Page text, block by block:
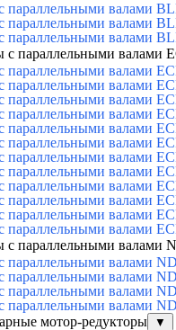
параллельными валами
параллельными валами
параллельными валами
с параллельными валами
параллельными валами
параллельными валами
параллельными валами
параллельными валами
параллельными валами
параллельными валами
параллельными валами
параллельными валами
параллельными валами
параллельными валами
параллельными валами
параллельными валами
с параллельными валами
параллельными валами
параллельными валами
параллельными валами
параллельными валами
мотор-редукторы
▼